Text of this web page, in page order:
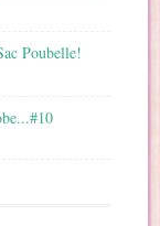
Poubelle!